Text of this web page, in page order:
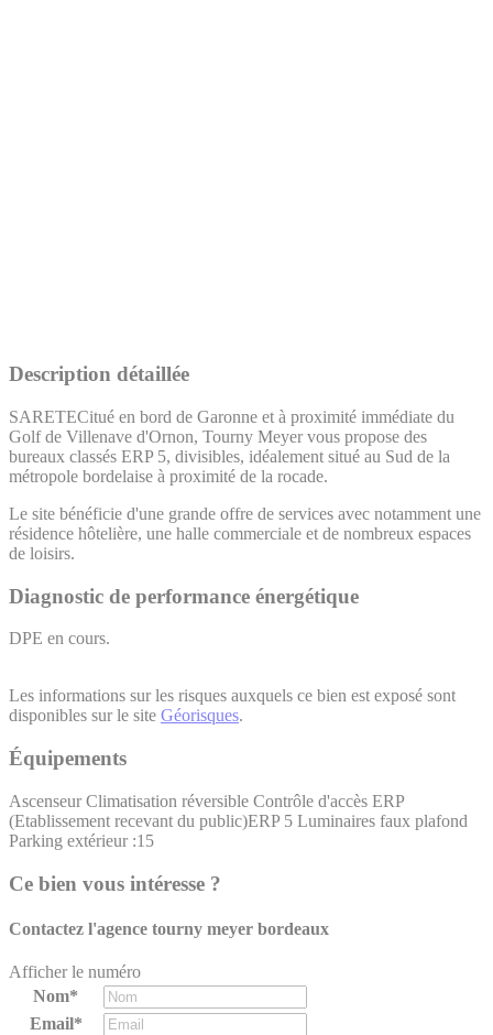
Description détaillée
SARETECitué en bord de Garonne et à proximité immédiate du
Golf de Villenave d'Ornon, Tourny Meyer vous propose des
bureaux classés ERP 5, divisibles, idéalement situé au Sud de la
métropole bordelaise à proximité de la rocade.
Le site bénéficie d'une grande offre de services avec notamment une
résidence hôtelière, une halle commerciale et de nombreux espaces
de loisirs.
Diagnostic de performance énergétique
DPE en cours.
Les informations sur les risques auxquels ce bien est exposé sont
disponibles sur le site Géorisques.
Équipements
Ascenseur Climatisation réversible Contrôle d'accès ERP
(Etablissement recevant du public)ERP 5 Luminaires faux plafond
Parking extérieur :15
Ce bien vous intéresse ?
Contactez l'agence tourny meyer bordeaux
Afficher le numéro
Nom*
Email*